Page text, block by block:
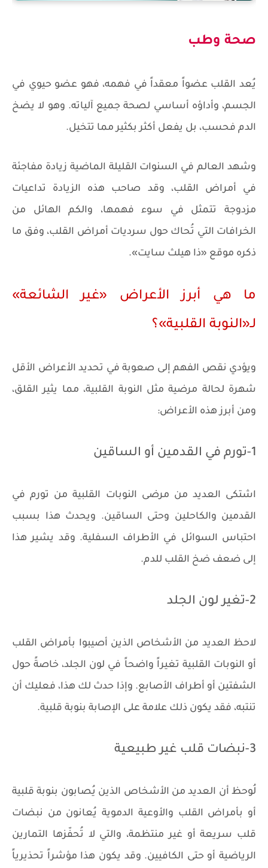
صحة وطب
يُعد القلب عضواً معقداً في فهمه، فهو عضو حيوي في
الجسم، وأداؤه أساسي لصحة جميع آلياته. وهو لا يضخ
الدم فحسب، بل يفعل أكثر بكثير مما تتخيل.
وشهد العالم في السنوات القليلة الماضية زيادة مفاجئة
في أمراض القلب، وقد صاحب هذه الزيادة تداعيات
مزدوجة تتمثل في سوء فهمها، والكم الهائل من
الخرافات التي تُحاك حول سرديات أمراض القلب، وفق ما
ذكره موقع «ذا هيلث سايت».
ما هي أبرز الأعراض «غير الشائعة»
لـ«النوبة القلبية»؟
ويؤدي نقص الفهم إلى صعوبة في تحديد الأعراض الأقل
شهرة لحالة مرضية مثل النوبة القلبية، مما يثير القلق،
ومن أبرز هذه الأعراض:
1-تورم في القدمين أو الساقين
اشتكى العديد من مرضى النوبات القلبية من تورم في
القدمين والكاحلين وحتى الساقين. ويحدث هذا بسبب
احتباس السوائل في الأطراف السفلية. وقد يشير هذا
إلى ضعف ضخ القلب للدم.
2-تغير لون الجلد
لاحظ العديد من الأشخاص الذين أصيبوا بأمراض القلب
أو النوبات القلبية تغيراً واضحاً في لون الجلد، خاصةً حول
الشفتين أو أطراف الأصابع. وإذا حدث لك هذا، فعليك أن
تنتبه، فقد يكون ذلك علامة على الإصابة بنوبة قلبية.
3-نبضات قلب غير طبيعية
لُوحظ أن العديد من الأشخاص الذين يُصابون بنوبة قلبية
أو بأمراض القلب والأوعية الدموية يُعانون من نبضات
قلب سريعة أو غير منتظمة، والتي لا تُحفّزها التمارين
الرياضية أو حتى الكافيين. وقد يكون هذا مؤشراً تحذيرياً